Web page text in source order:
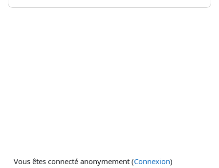
Vous êtes connecté anonymement (Connexion)